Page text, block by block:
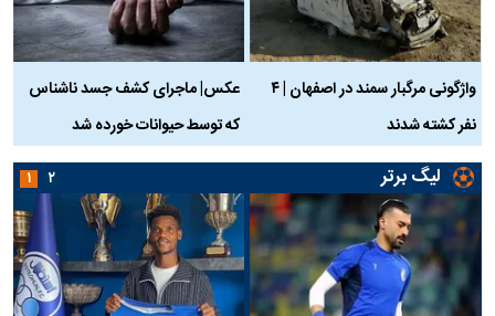
واژگونی مرگبار سمند در اصفهان | ۴
نفر کشته شدند
عکس| ماجرای کشف جسد ناشناس
که توسط حیوانات خورده شد
لیگ برتر ۱ ۲